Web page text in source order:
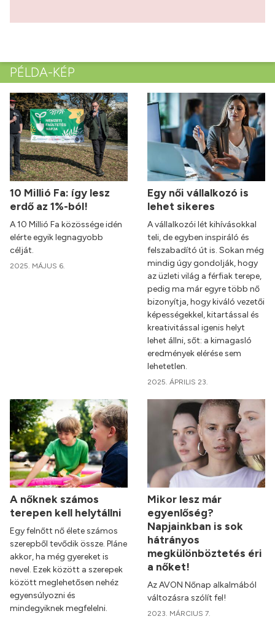
PÉLDA-KÉP
10 Millió Fa: így lesz
erdő az 1%-ból!
A 10 Millió Fa közössége idén
elérte egyik legnagyobb
célját.
2025. MÁJUS 6.
Egy női vállalkozó is
lehet sikeres
A vállalkozói lét kihívásokkal
teli, de egyben inspiráló és
felszabadító út is. Sokan még
mindig úgy gondolják, hogy
az üzleti világ a férfiak terepe,
pedig ma már egyre több nő
bizonyítja, hogy kiváló vezetői
képességekkel, kitartással és
kreativitással igenis helyt
lehet állni, sőt: a kimagasló
eredmények elérése sem
lehetetlen.
2025. ÁPRILIS 23.
A nőknek számos
terepen kell helytállni
Egy felnőtt nő élete számos
szerepből tevődik össze. Pláne
akkor, ha még gyereket is
nevel. Ezek között a szerepek
között meglehetősen nehéz
egyensúlyozni és
mindegyiknek megfelelni.
Mikor lesz már
egyenlőség?
Napjainkban is sok
hátrányos
megkülönböztetés éri
a nőket!
Az AVON Nőnap alkalmából
változásra szólít fel!
2023. MÁRCIUS 7.